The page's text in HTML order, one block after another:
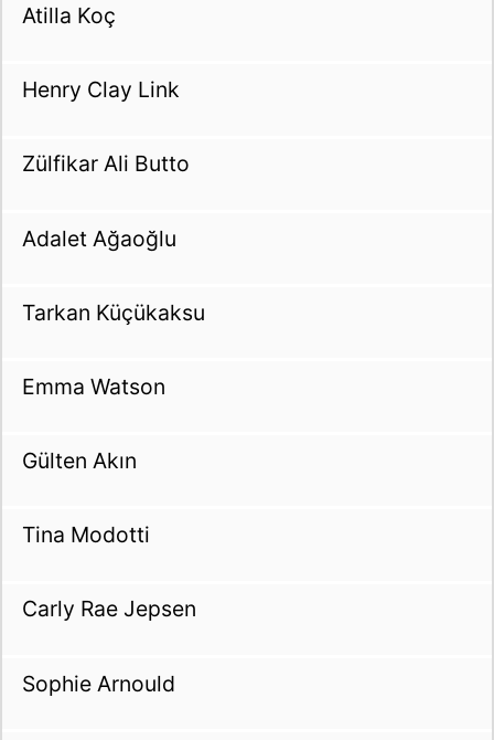
Atilla Koç
Henry Clay Link
Zülfikar Ali Butto
Adalet Ağaoğlu
Tarkan Küçükaksu
Emma Watson
Gülten Akın
Tina Modotti
Carly Rae Jepsen
Sophie Arnould